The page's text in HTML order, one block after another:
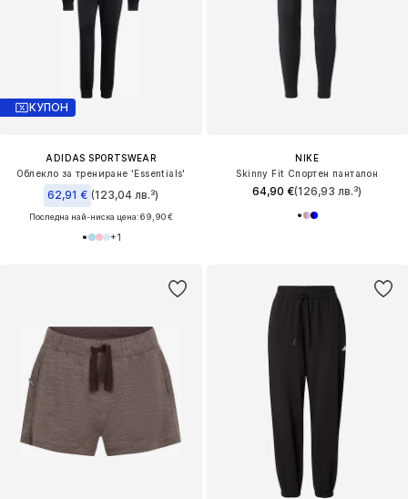
КУПОН
ADIDAS SPORTSWEAR
Облекло за трениране 'Essentials'
62,91 € (123,04 лв.³)
Последна най-ниска цена:69,90 €
+1
NIKE
Skinny Fit Спортен панталон
64,90 €(126,93 лв.³)